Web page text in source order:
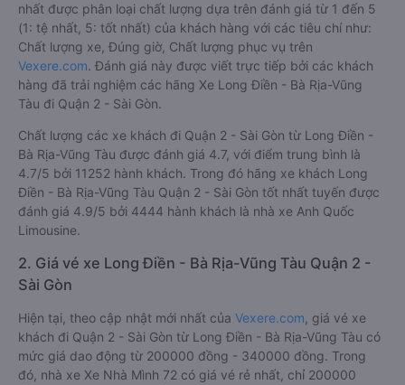
nhất được phân loại chất lượng dựa trên đánh giá từ 1 đến 5
(1: tệ nhất, 5: tốt nhất) của khách hàng với các tiêu chí như:
Chất lượng xe, Đúng giờ, Chất lượng phục vụ trên
Vexere.com. Đánh giá này được viết trực tiếp bởi các khách
hàng đã trải nghiệm các hãng Xe Long Điền - Bà Rịa-Vũng
Tàu đi Quận 2 - Sài Gòn.
Chất lượng các xe khách đi Quận 2 - Sài Gòn từ Long Điền -
Bà Rịa-Vũng Tàu được đánh giá 4.7, với điểm trung bình là
4.7/5 bởi 11252 hành khách. Trong đó hãng xe khách Long
Điền - Bà Rịa-Vũng Tàu Quận 2 - Sài Gòn tốt nhất tuyến được
đánh giá 4.9/5 bởi 4444 hành khách là nhà xe Anh Quốc
Limousine.
2. Giá vé xe Long Điền - Bà Rịa-Vũng Tàu Quận 2 -
Sài Gòn
Hiện tại, theo cập nhật mới nhất của Vexere.com , giá vé xe
khách đi Quận 2 - Sài Gòn từ Long Điền - Bà Rịa-Vũng Tàu có
mức giá dao động từ 200000 đồng - 340000 đồng. Trong
đó, nhà xe Xe Nhà Mình 72 có giá vé rẻ nhất, chỉ 200000